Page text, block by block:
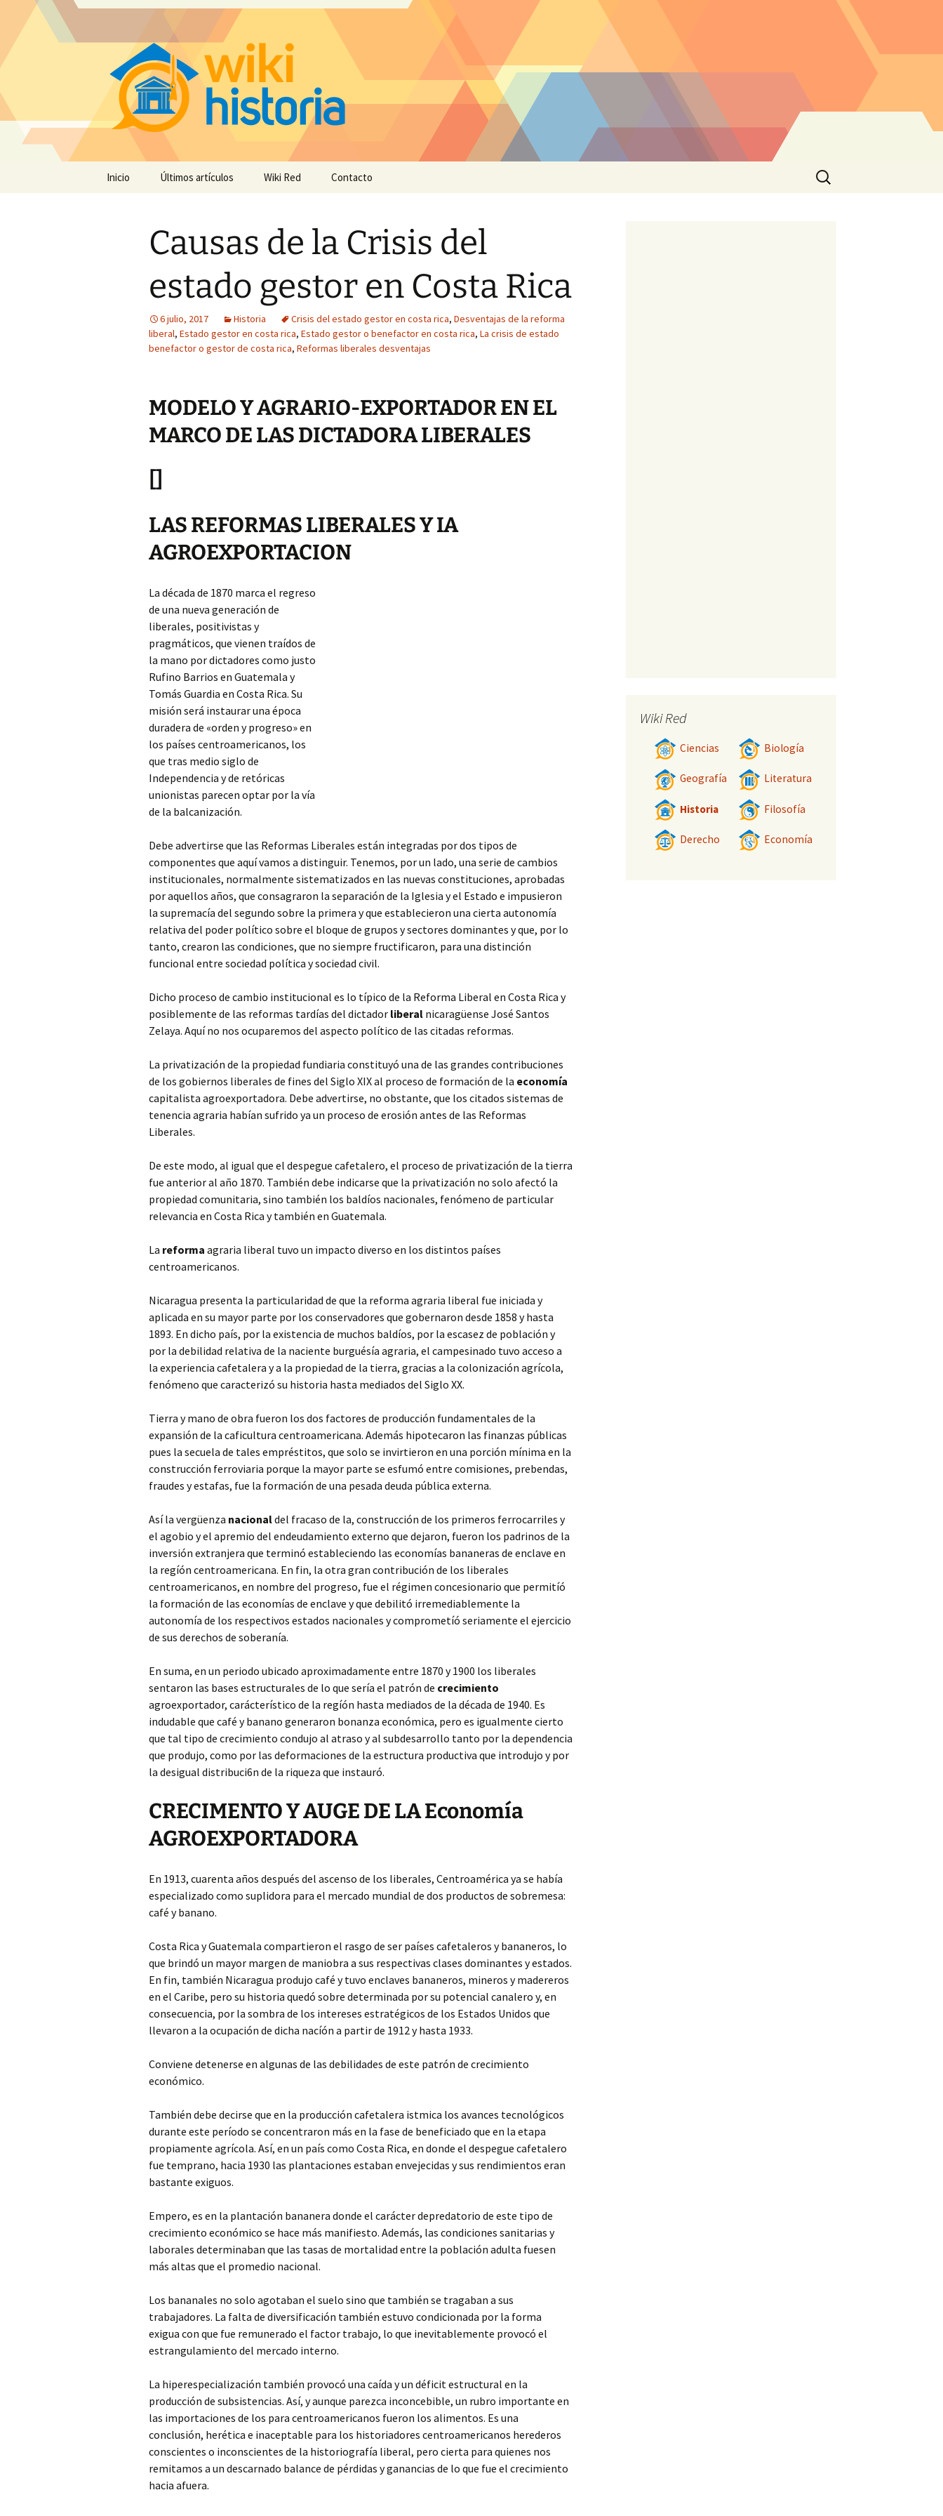
Inicio Últimos artículos Wiki Red Contacto
Buscar:
Causas de la Crisis del
estado gestor en Costa Rica
6 julio, 2017 Historia Crisis del estado gestor en costa rica, Desventajas de la reforma
liberal, Estado gestor en costa rica, Estado gestor o benefactor en costa rica, La crisis de estado
benefactor o gestor de costa rica, Reformas liberales desventajas
MODELO Y AGRARIO-EXPORTADOR EN EL
MARCO DE LAS DICTADORA LIBERALES
LAS REFORMAS LIBERALES Y IA
AGROEXPORTACION
La década de 1870 marca el regreso
de una nueva generación de
liberales, positivistas y
pragmáticos, que vienen traídos de
la mano por dictadores como justo
Rufino Barrios en Guatemala y
Tomás Guardia en Costa Rica. Su
misión será instaurar una época
duradera de «orden y progreso» en
los países centroamericanos, los
que tras medio siglo de
Independencia y de retóricas
unionistas parecen optar por la vía
de la balcanización.
Debe advertirse que las Reformas Liberales están integradas por dos tipos de
componentes que aquí vamos a distinguir. Tenemos, por un lado, una serie de cambios
institucionales, normalmente sistematizados en las nuevas constituciones, aprobadas
por aquellos años, que consagraron la separación de la Iglesia y el Estado e impusieron
la supremacía del segundo sobre la primera y que establecieron una cierta autonomía
relativa del poder político sobre el bloque de grupos y sectores dominantes y que, por lo
tanto, crearon las condiciones, que no siempre fructificaron, para una distinción
funcional entre sociedad política y sociedad civil.
Dicho proceso de cambio institucional es lo típico de la Reforma Liberal en Costa Rica y
posiblemente de las reformas tardías del dictador liberal nicaragüense José Santos
Zelaya. Aquí no nos ocuparemos del aspecto político de las citadas reformas.
La privatización de la propiedad fundiaria constituyó una de las grandes contribuciones
de los gobiernos liberales de fines del Siglo XIX al proceso de formación de la economía
capitalista agroexportadora. Debe advertirse, no obstante, que los citados sistemas de
tenencia agraria habían sufrido ya un proceso de erosión antes de las Reformas
Liberales.
De este modo, al igual que el despegue cafetalero, el proceso de privatización de la tierra
fue anterior al año 1870. También debe indicarse que la privatización no solo afectó la
propiedad comunitaria, sino también los baldíos nacionales, fenómeno de particular
relevancia en Costa Rica y también en Guatemala.
La reforma agraria liberal tuvo un impacto diverso en los distintos países
centroamericanos.
Nicaragua presenta la particularidad de que la reforma agraria liberal fue iniciada y
aplicada en su mayor parte por los conservadores que gobernaron desde 1858 y hasta
1893. En dicho país, por la existencia de muchos baldíos, por la escasez de población y
por la debilidad relativa de la naciente burguésía agraria, el campesinado tuvo acceso a
la experiencia cafetalera y a la propiedad de la tierra, gracias a la colonización agrícola,
fenómeno que caracterizó su historia hasta mediados del Siglo XX.
Tierra y mano de obra fueron los dos factores de producción fundamentales de la
expansión de la caficultura centroamericana. Además hipotecaron las finanzas públicas
pues la secuela de tales empréstitos, que solo se invirtieron en una porción mínima en la
construcción ferroviaria porque la mayor parte se esfumó entre comisiones, prebendas,
fraudes y estafas, fue la formación de una pesada deuda pública externa.
Así la vergüenza nacionaldel fracaso de la, construcción de los primeros ferrocarriles y
el agobio y el apremio del endeudamiento externo que dejaron, fueron los padrinos de la
inversión extranjera que terminó estableciendo las economías bananeras de enclave en
la regíón centroamericana. En fin, la otra gran contribución de los liberales
centroamericanos, en nombre del progreso, fue el régimen concesionario que permitíó
la formación de las economías de enclave y que debilitó irremediablemente la
autonomía de los respectivos estados nacionales y comprometíó seriamente el ejercicio
de sus derechos de soberanía.
En suma, en un periodo ubicado aproximadamente entre 1870 y 1900 los liberales
sentaron las bases estructurales de lo que sería el patrón de crecimiento
agroexportador, carácterístico de la regíón hasta mediados de la década de 1940. Es
indudable que café y banano generaron bonanza económica, pero es igualmente cierto
que tal tipo de crecimiento condujo al atraso y al subdesarrollo tanto por la dependencia
que produjo, como por las deformaciones de la estructura productiva que introdujo y por
la desigual distribuci6n de la riqueza que instauró.
CRECIMENTO Y AUGE DE LA Economía
AGROEXPORTADORA
En 1913, cuarenta años después del ascenso de los liberales, Centroamérica ya se había
especializado como suplidora para el mercado mundial de dos productos de sobremesa:
café y banano.
Costa Rica y Guatemala compartieron el rasgo de ser países cafetaleros y bananeros, lo
que brindó un mayor margen de maniobra a sus respectivas clases dominantes y estados.
En fin, también Nicaragua produjo café y tuvo enclaves bananeros, mineros y madereros
en el Caribe, pero su historia quedó sobre determinada por su potencial canalero y, en
consecuencia, por la sombra de los intereses estratégicos de los Estados Unidos que
llevaron a la ocupación de dicha nacíón a partir de 1912 y hasta 1933.
Conviene detenerse en algunas de las debilidades de este patrón de crecimiento
económico.
También debe decirse que en la producción cafetalera istmica los avances tecnológicos
durante este período se concentraron más en la fase de beneficiado que en la etapa
propiamente agrícola. Así, en un país como Costa Rica, en donde el despegue cafetalero
fue temprano, hacia 1930 las plantaciones estaban envejecidas y sus rendimientos eran
bastante exiguos.
Empero, es en la plantación bananera donde el carácter depredatorio de este tipo de
crecimiento económico se hace más manifiesto. Además, las condiciones sanitarias y
laborales determinaban que las tasas de mortalidad entre la población adulta fuesen
más altas que el promedio nacional.
Los bananales no solo agotaban el suelo sino que también se tragaban a sus
trabajadores. La falta de diversificación también estuvo condicionada por la forma
exigua con que fue remunerado el factor trabajo, lo que inevitablemente provocó el
estrangulamiento del mercado interno.
La hiperespecialización también provocó una caída y un déficit estructural en la
producción de subsistencias. Así, y aunque parezca inconcebible, un rubro importante en
las importaciones de los para centroamericanos fueron los alimentos. Es una
conclusión, herética e inaceptable para los historiadores centroamericanos herederos
conscientes o inconscientes de la historiografía liberal, pero cierta para quienes nos
remitamos a un descarnado balance de pérdidas y ganancias de lo que fue el crecimiento
hacia afuera.
Wiki Red
Ciencias Biología
Geografía Literatura
Historia Filosofía
Derecho Economía